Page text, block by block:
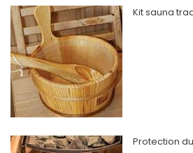
Kit sauna
Protection